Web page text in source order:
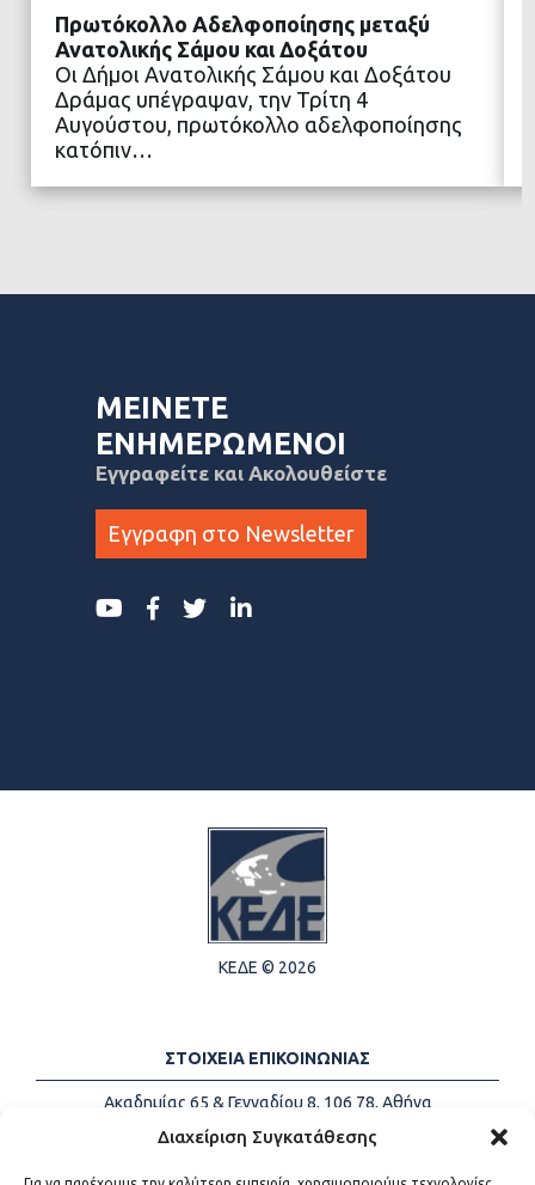
Διαχείριση Συγκατάθεσης
ΔΙΑΒΑΣΤΕ ΠΕΡΙΣΣΟΤΕΡΑ
Πρωτόκολλο Αδελφοποίησης μεταξύ
Ανατολικής Σάμου και Δοξάτου
Οι Δήμοι Ανατολικής Σάμου και Δοξάτου
Δράμας υπέγραψαν, την Τρίτη 4
Αυγούστου, πρωτόκολλο αδελφοποίησης
κατόπιν…
ΜΕΙΝΕΤΕ
ΕΝΗΜΕΡΩΜΕΝΟΙ
Εγγραφείτε και Ακολουθείστε
Εγγραφη στο Newsletter
ΚΕΔΕ © 2026
ΣΤΟΙΧΕΙΑ ΕΠΙΚΟΙΝΩΝΙΑΣ
Ακαδημίας 65 & Γενναδίου 8, 106 78, Αθήνα
Τηλέφωνα:
+30 213-2147500
Email:
info@kede.gr